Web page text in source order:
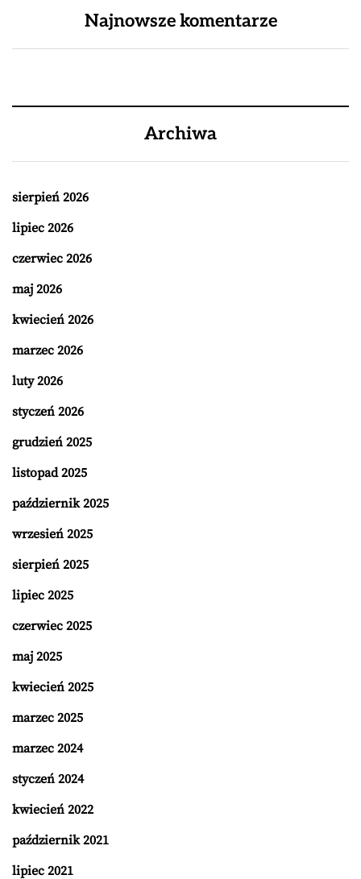
Najnowsze komentarze
Archiwa
sierpień 2026
lipiec 2026
czerwiec 2026
maj 2026
kwiecień 2026
marzec 2026
luty 2026
styczeń 2026
grudzień 2025
listopad 2025
październik 2025
wrzesień 2025
sierpień 2025
lipiec 2025
czerwiec 2025
maj 2025
kwiecień 2025
marzec 2025
marzec 2024
styczeń 2024
kwiecień 2022
październik 2021
lipiec 2021